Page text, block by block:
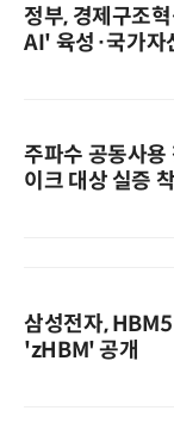
정부, 경제구조
AI' 육성·국가자
주파수 공동사
이크 대상 실증
삼성전자,
'zHBM' 공개